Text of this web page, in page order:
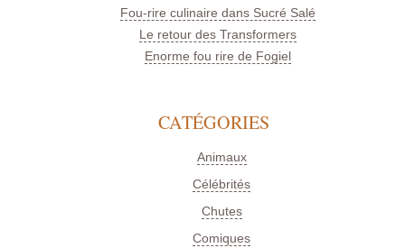
Fou-rire culinaire dans Sucré Salé
Le retour des Transformers
Enorme fou rire de Fogiel
CATÉGORIES
Animaux
Célébrités
Chutes
Comiques